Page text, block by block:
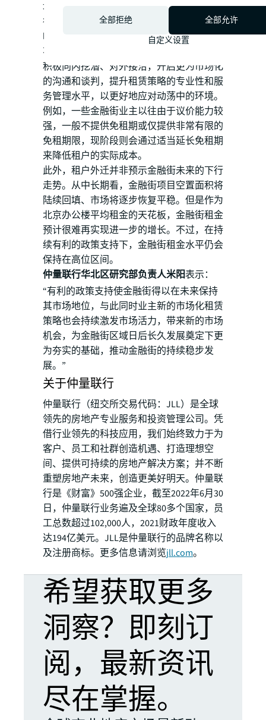
地位。而近期租户外迁导致的大面积空置使
得业主不得不调整策略，以往依靠政策红利
吸引优质租户、提升租金的路子，现在或以
不再适用。相反，业主应当转被动为主动，
积极向内挖潜、对外接洽，开启更为市场化
的沟通和谈判，提升租赁策略的专业性和服
务管理水平，以更好地应对动荡中的环境。
例如，一些金融街业主以往由于议价能力较
强，一般不提供免租期或仅提供非常有限的
免租期限，现阶段则会通过适当延长免租期
来降低租户的实际成本。
此外，租户外迁并非预示金融街未来的下行
走势。从中长期看，金融街项目空置面积将
陆续回填、市场将逐步恢复平稳。但是作为
北京办公楼平均租金的天花板，金融街租金
预计很难再实现进一步的增长。不过，在持
续有利的政策支持下，金融街租金水平仍会
保持在高位区间。
仲量联行华北区研究部负责人米阳表示：
“有利的政策支持使金融街得以在未来保持
其市场地位，与此同时业主新的市场化租赁
策略也会持续激发市场活力，带来新的市场
机会，为金融街区域日后长久发展奠定下更
为夯实的基础，推动金融街的持续稳步发
展。”
关于仲量联行
仲量联行（纽交所交易代码：JLL）是全球
领先的房地产专业服务和投资管理公司。凭
借行业领先的科技应用，我们始终致力于为
客户、员工和社群创造机遇、打造理想空
间、提供可持续的房地产解决方案；并不断
重塑房地产未来，创造更美好明天。仲量联
行是《财富》500强企业，截至2022年6月30
日，仲量联行业务遍及全球80多个国家，员
工总数超过102,000人，2021财政年度收入
达194亿美元。JLL是仲量联行的品牌名称以
及注册商标。更多信息请浏览jll.com。
希望获取更多
洞察？即刻订
阅，最新资讯
尽在掌握。
全部拒绝
全部允许
自定义设置